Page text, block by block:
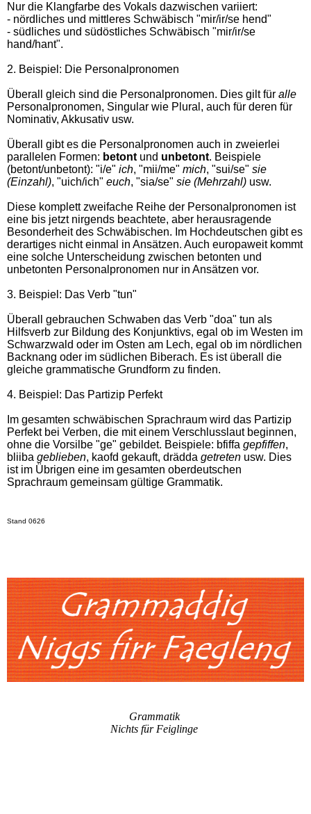
Nur die Klangfarbe des Vokals dazwischen variiert:
- nördliches und mittleres Schwäbisch "mir/ir/se hend"
- südliches und südöstliches Schwäbisch "mir/ir/se
hand/hant".
2. Beispiel: Die Personalpronomen
Überall gleich sind die Personalpronomen. Dies gilt für alle
Personalpronomen, Singular wie Plural, auch für deren für
Nominativ, Akkusativ usw.
Überall gibt es die Personalpronomen auch in zweierlei
parallelen Formen: betont und unbetont. Beispiele
(betont/unbetont): "i/e" ich, "mii/me" mich, "sui/se" sie
(Einzahl), "uich/ich" euch, "sia/se" sie (Mehrzahl) usw.
Diese komplett zweifache Reihe der Personalpronomen ist
eine bis jetzt nirgends beachtete, aber herausragende
Besonderheit des Schwäbischen. Im Hochdeutschen gibt es
derartiges nicht einmal in Ansätzen. Auch europaweit kommt
eine solche Unterscheidung zwischen betonten und
unbetonten Personalpronomen nur in Ansätzen vor.
3. Beispiel: Das Verb "tun"
Überall gebrauchen Schwaben das Verb "doa" tun als
Hilfsverb zur Bildung des Konjunktivs, egal ob im Westen im
Schwarzwald oder im Osten am Lech, egal ob im nördlichen
Backnang oder im südlichen Biberach. Es ist überall die
gleiche grammatische Grundform zu finden.
4. Beispiel: Das Partizip Perfekt
Im gesamten schwäbischen Sprachraum wird das Partizip
Perfekt bei Verben, die mit einem Verschlusslaut beginnen,
ohne die Vorsilbe "ge" gebildet. Beispiele: bfiffa gepfiffen,
bliiba geblieben, kaofd gekauft, drädda getreten usw. Dies
ist im Übrigen eine im gesamten oberdeutschen
Sprachraum gemeinsam gültige Grammatik.
Stand 0626
Grammatik
Nichts für Feiglinge